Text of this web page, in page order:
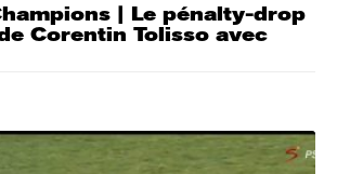
| Le pénalty-drop
Corentin Tolisso avec